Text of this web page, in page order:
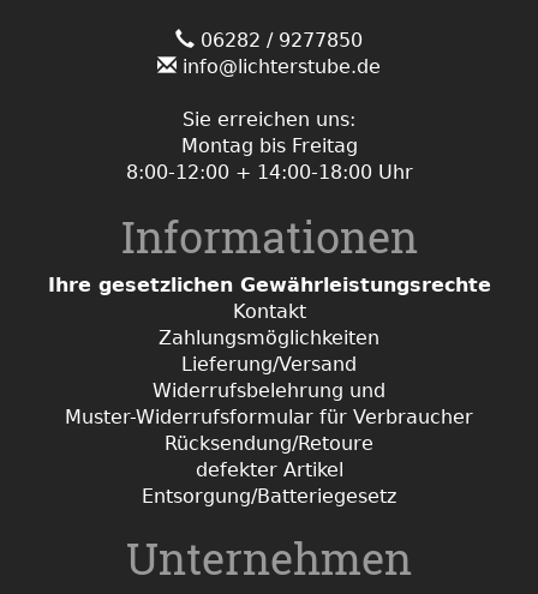
06282 / 9277850
info@lichterstube.de
Sie erreichen uns:
Montag bis Freitag
8:00-12:00 + 14:00-18:00 Uhr
Informationen
Ihre gesetzlichen Gewährleistungsrechte
Kontakt
Zahlungsmöglichkeiten
Lieferung/Versand
Widerrufsbelehrung und
Muster-Widerrufsformular für Verbraucher
Rücksendung/Retoure
defekter Artikel
Entsorgung/Batteriegesetz
Unternehmen